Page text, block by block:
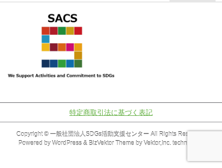
特定商取引法に基づく表記
Copyright © 一般社団法人SDGs活動支援センター All Rights Reserved.
Powered byWordPress & BizVektor Theme byVektor,Inc. technology.